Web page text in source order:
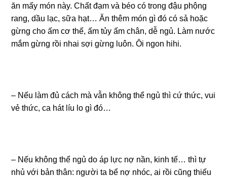
ăn mấy món này. Chất đạm và béo có trong đậu phộng
rang, dầu lạc, sữa hạt… Ăn thêm món gì đó có sả hoặc
gừng cho ấm cơ thể, ấm tủy ấm chân, dễ ngủ. Làm nước
mắm gừng rồi nhai sợi gừng luôn. Ôi ngon hihi.
– Nếu làm đủ cách mà vẫn không thể ngủ thì cứ thức, vui
vẻ thức, ca hát líu lo gì đó…
– Nếu không thể ngủ do áp lực nợ nần, kinh tế… thì tự
nhủ với bản thân: người ta bể nợ nhóc, ai rồi cũng thiếu